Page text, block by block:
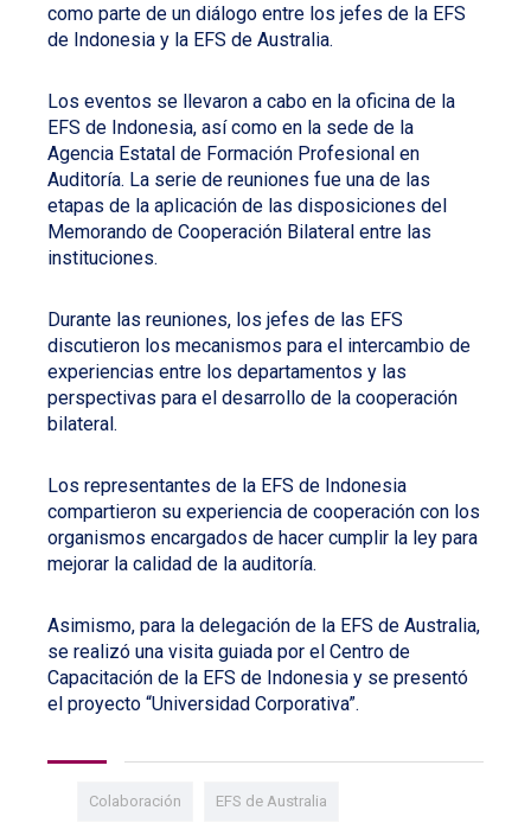
como parte de un diálogo entre los jefes de la EFS
de Indonesia y la EFS de Australia.
Los eventos se llevaron a cabo en la oficina de la
EFS de Indonesia, así como en la sede de la
Agencia Estatal de Formación Profesional en
Auditoría. La serie de reuniones fue una de las
etapas de la aplicación de las disposiciones del
Memorando de Cooperación Bilateral entre las
instituciones.
Durante las reuniones, los jefes de las EFS
discutieron los mecanismos para el intercambio de
experiencias entre los departamentos y las
perspectivas para el desarrollo de la cooperación
bilateral.
Los representantes de la EFS de Indonesia
compartieron su experiencia de cooperación con los
organismos encargados de hacer cumplir la ley para
mejorar la calidad de la auditoría.
Asimismo, para la delegación de la EFS de Australia,
se realizó una visita guiada por el Centro de
Capacitación de la EFS de Indonesia y se presentó
el proyecto “Universidad Corporativa”.
Colaboración EFS de Australia